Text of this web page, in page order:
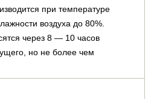
при температуре
воздуха до 80%.
через 8 — 10 часов
но не более чем